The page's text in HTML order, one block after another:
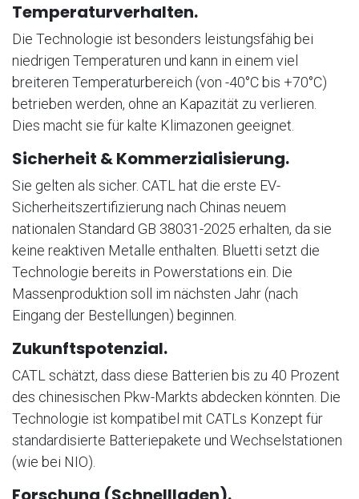
Temperaturverhalten.
Die Technologie ist besonders leistungsfähig bei
niedrigen Temperaturen und kann in einem viel
breiteren Temperaturbereich (von -40°C bis +70°C)
betrieben werden, ohne an Kapazität zu verlieren.
Dies macht sie für kalte Klimazonen geeignet.
Sicherheit & Kommerzialisierung.
Sie gelten als sicher. CATL hat die erste EV-
Sicherheitszertifizierung nach Chinas neuem
nationalen Standard GB 38031-2025 erhalten, da sie
keine reaktiven Metalle enthalten. Bluetti setzt die
Technologie bereits in Powerstations ein. Die
Massenproduktion soll im nächsten Jahr (nach
Eingang der Bestellungen) beginnen.
Zukunftspotenzial.
CATL schätzt, dass diese Batterien bis zu 40 Prozent
des chinesischen Pkw-Markts abdecken könnten. Die
Technologie ist kompatibel mit CATLs Konzept für
standardisierte Batteriepakete und Wechselstationen
(wie bei NIO).